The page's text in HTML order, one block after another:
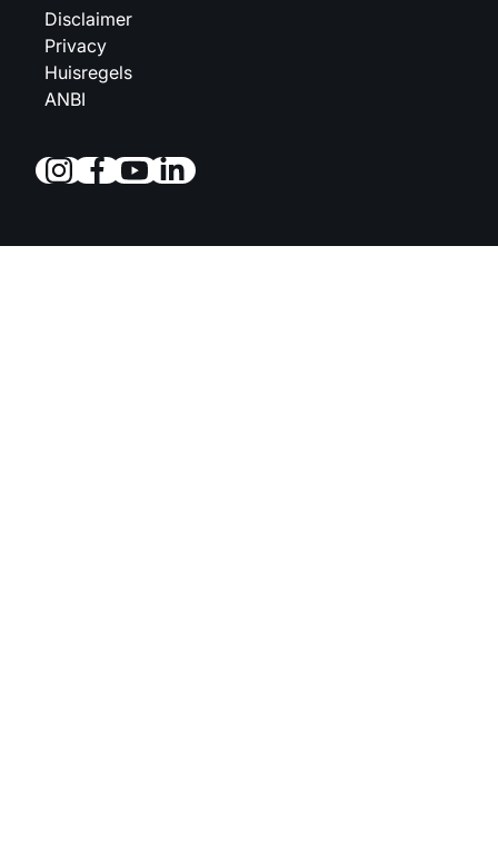
Disclaimer
Privacy
Huisregels
ANBI